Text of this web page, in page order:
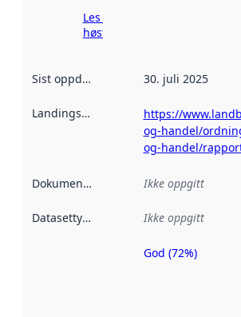
Les mer om
høsting her
Sist oppdatert 30. juli 2025
Landingsside
https://
og-handel/
og-handel/
Dokumentasjon Ikke oppgitt
Datasettype Ikke oppgitt
Metadatakvalitet
God (72%)